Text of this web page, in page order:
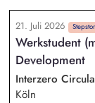
21. Juli 2026
Werkstudent
Development
Interzero
Köln